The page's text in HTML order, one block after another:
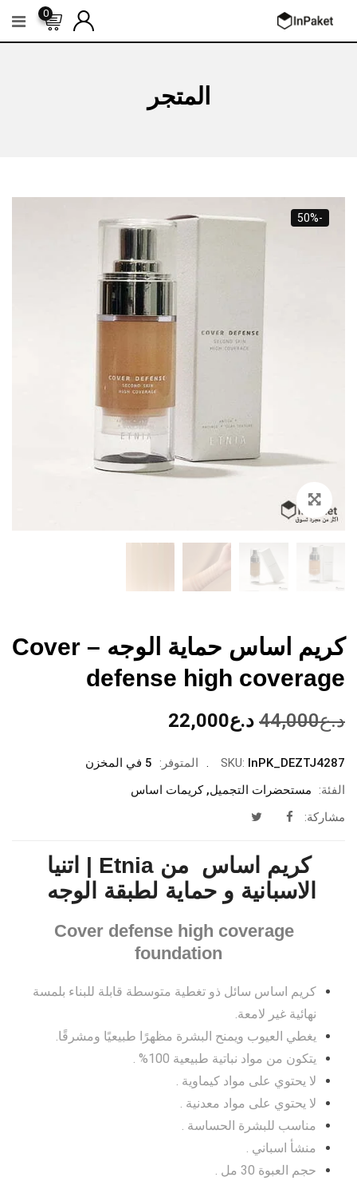
0
المتجر
-50%
Zoom
كريم اساس حماية الوجه – Cover
defense high coverage
د.ع44,000 السعر
هو:
د.ع44,000.
د.ع22,000
هو:
د.ع22,000.
SKU: InPK_DEZTJ4287 المتوفر:
5 في المخزن
الفئة:
مستحضرات التجميل,كريمات اساس
مشاركة:
كريم اساس من Etnia | اتنيا
الاسبانية و حماية لطبقة الوجه
Cover defense high coverage
foundation
كريم اساس سائل ذو تغطية متوسطة قابلة للبناء بلمسة
نهائية غير لامعة.
يغطي العيوب ويمنح البشرة مظهرًا طبيعيًا ومشرقًا.
يتكون من مواد نباتية طبيعية 100% .
لا يحتوي على مواد كيماوية .
لا يحتوي على مواد معدنية .
مناسب للبشرة الحساسة .
منشأ اسباني .
حجم العبوة 30 مل .